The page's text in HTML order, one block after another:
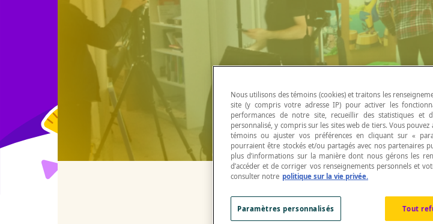
Nous utilisons des témoins (cookies) et traitons les
site (y compris votre adresse IP) pour activer les
performances de notre site, recueillir des statistiques et
personnalisé, y compris sur les sites web de tiers. Vous
témoins ou ajuster vos préférences en cliquant sur «
pourraient être stockés et/ou partagés avec nos partenaires
plus d’informations sur la manière dont nous gérons les
d’accéder et de corriger vos renseignements personnels et
consulter notre politique sur la vie privée.
Tout
Paramètres personnalisés